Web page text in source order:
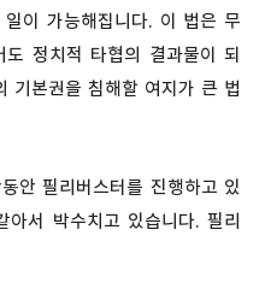
이 가능해집니다. 이 법은 무
정치적 타협의 결과물이 되
기본권을 침해할 여지가 큰 법
안 필리버스터를 진행하고 있
서 박수치고 있습니다. 필리